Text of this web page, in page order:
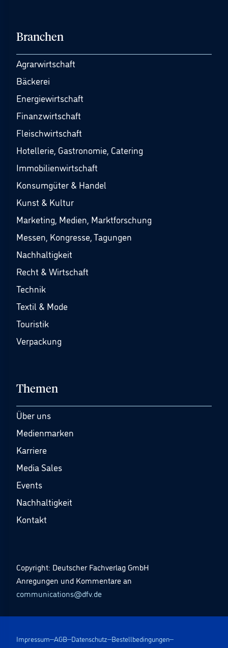
Branchen
Agrarwirtschaft
Bäckerei
Energiewirtschaft
Finanzwirtschaft
Fleischwirtschaft
Hotellerie, Gastronomie, Catering
Immobilienwirtschaft
Konsumgüter & Handel
Kunst & Kultur
Marketing, Medien, Marktforschung
Messen, Kongresse, Tagungen
Nachhaltigkeit
Recht & Wirtschaft
Technik
Textil & Mode
Touristik
Verpackung
Themen
Über uns
Medienmarken
Karriere
Media Sales
Events
Nachhaltigkeit
Kontakt
Copyright: Deutscher Fachverlag GmbH
Anregungen und Kommentare an
communications@dfv.de
Impressum AGB Datenschutz Bestellbedingungen